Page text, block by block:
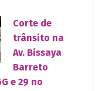
Corte de
trânsito na
Av. Bissaya
Barreto
e 29 no